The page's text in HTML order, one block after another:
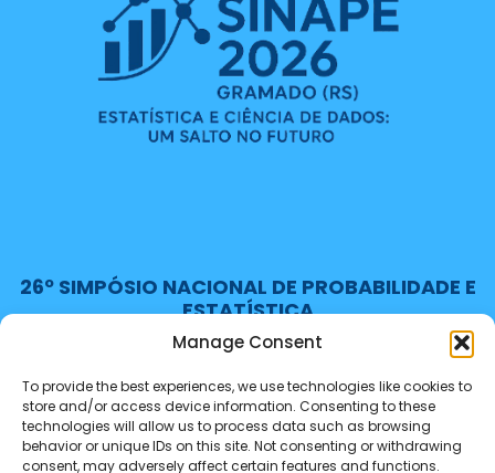
Manage Consent
To provide the best experiences, we use technologies like cookies to
store and/or access device information. Consenting to these
technologies will allow us to process data such as browsing
behavior or unique IDs on this site. Not consenting or withdrawing
consent, may adversely affect certain features and functions.
26º SIMPÓSIO NACIONAL DE PROBABILIDADE E
ESTATÍSTICA
Copyright ©2025 Softaliza. All Rights Reserved Copyright